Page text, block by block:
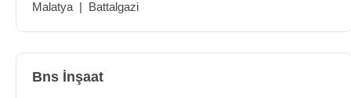
Malatya | Battalgazi
Bns İnşaat